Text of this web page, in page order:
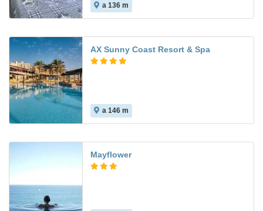
a 136 m
AX Sunny Coast Resort & Spa
a 146 m
Mayflower